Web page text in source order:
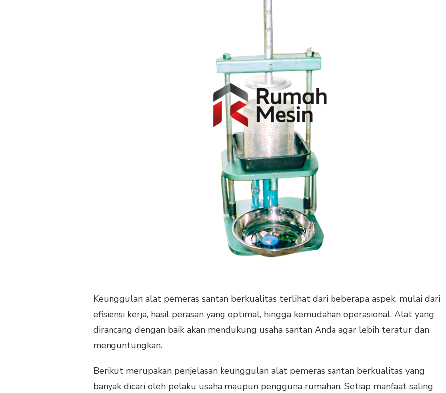
Keunggulan alat pemeras santan berkualitas terlihat dari beberapa aspek, mulai dari
efisiensi kerja, hasil perasan yang optimal, hingga kemudahan operasional. Alat yang
dirancang dengan baik akan mendukung usaha santan Anda agar lebih teratur dan
menguntungkan.
Berikut merupakan penjelasan keunggulan alat pemeras santan berkualitas yang
banyak dicari oleh pelaku usaha maupun pengguna rumahan. Setiap manfaat saling